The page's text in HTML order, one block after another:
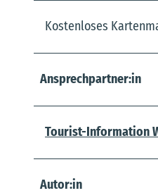
Kostenloses
Ansprechpartner:in
Tourist-Information
Autor:in